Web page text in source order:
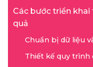
Các bước triển khai
quả
Chuẩn bị dữ liệu
Thiết kế quy trình